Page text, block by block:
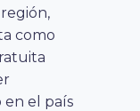
como
en el país